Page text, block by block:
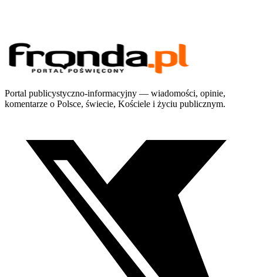
Portal publicystyczno-informacyjny — wiadomości, opinie,
komentarze o Polsce, świecie, Kościele i życiu publicznym.